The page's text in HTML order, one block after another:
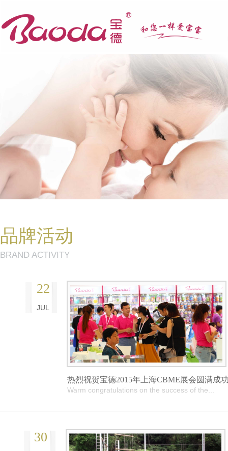
品牌活动
BRAND ACTIVITY
22
JUL
热烈祝贺宝德2015年上海CBME展会圆满成
Warm congratulations on the success of the...
30